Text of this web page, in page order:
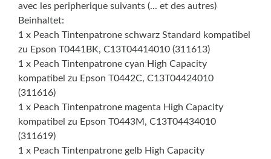
avec les peripherique suivants (... et des autres)
Beinhaltet:
1 x Peach Tintenpatrone schwarz Standard kompatibel
zu Epson T0441BK, C13T04414010 (311613)
1 x Peach Tintenpatrone cyan High Capacity
kompatibel zu Epson T0442C, C13T04424010
(311616)
1 x Peach Tintenpatrone magenta High Capacity
kompatibel zu Epson T0443M, C13T04434010
(311619)
1 x Peach Tintenpatrone gelb High Capacity